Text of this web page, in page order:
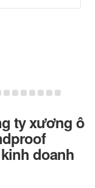
ty xương ô
doanh